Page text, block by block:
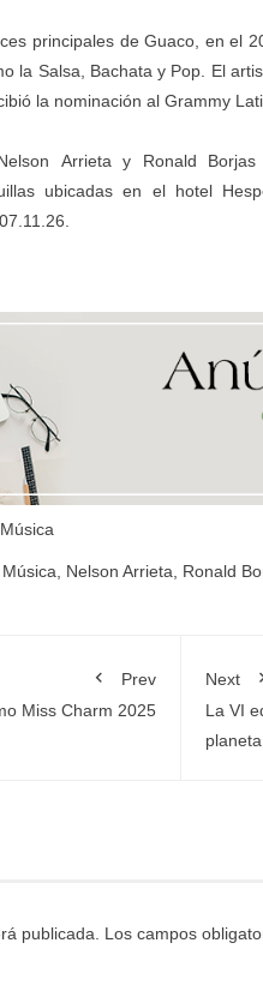
principales de Guaco, en el
la Salsa, Bachata y Pop. El
la nominación al Grammy
Arrieta y Ronald
ubicadas en el hotel
Música
Música Nelson Arrieta Ronald
Prev
Miss Charm 2025
Next
La VI
publicada. Los campos